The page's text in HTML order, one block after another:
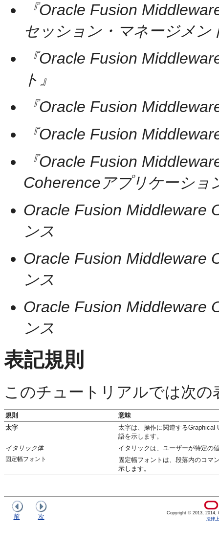
『Oracle Fusion
セッション・マネージメン
『Oracle Fusion
ト』
『Oracle Fusion
『Oracle Fusion
『Oracle Fusion
Coherenceアプリケーショ
Oracle Fusion Middleware
ンス
Oracle Fusion Middleware
ンス
Oracle Fusion Middleware
ンス
表記規則
このチュートリアルでは次
規則
意味
太字
太字は、操作に関連するGraphical
語を示します。
イタリック体
イタリックは、ユーザーが特定の
固定幅フォント
固定幅フォントは、段落内のコマ
示します。
前 次
Copyright © 2013, 2014,
法律